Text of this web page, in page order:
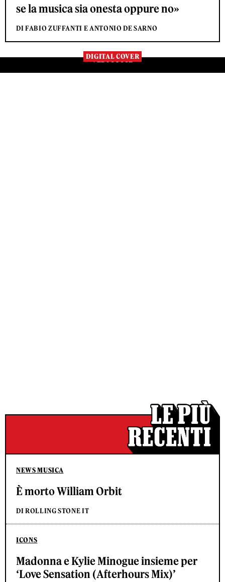
se la musica sia onesta oppure no»
DI FABIO ZUFFANTI E ANTONIO DE SARNO
DIGITAL COVER
VEDI TUTTE
NEWS MUSICA
È morto William Orbit
DI ROLLING STONE IT
ICONS
Madonna e Kylie Minogue insieme per
‘Love Sensation (Afterhours Mix)’